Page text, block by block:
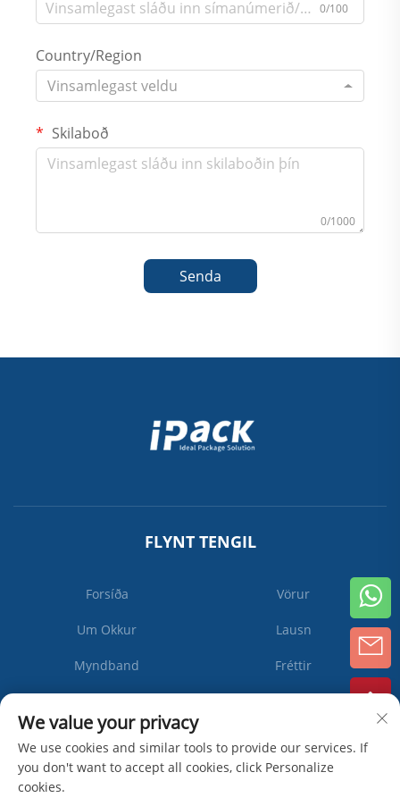
0/100
Country/Region
Vinsamlegast veldu
Skilaboð
0/1000
Senda
FLYNT TENGIL
Forsíða Vörur
Um Okkur Lausn
Myndband Fréttir
We value your privacy
We use cookies and similar tools to provide our services. If
you don't want to accept all cookies, click Personalize
cookies.